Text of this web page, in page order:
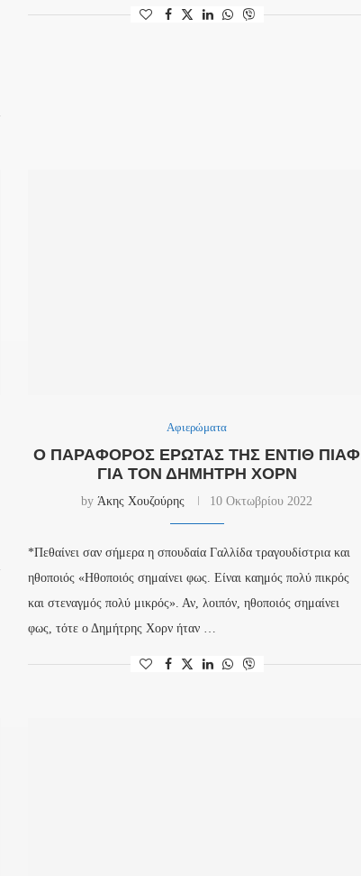
Αφιερώματα
Ο ΠΑΡΆΦΟΡΟΣ ΈΡΩΤΑΣ ΤΗΣ ΕΝΤΊΘ ΠΙΆΦ
ΓΙΑ ΤΟΝ ΔΗΜΉΤΡΗ ΧΟΡΝ
byΆκης Χουζούρης 10 Οκτωβρίου 2022
*Πεθαίνει σαν σήμερα η σπουδαία Γαλλίδα τραγουδίστρια και
ηθοποιός «Ηθοποιός σημαίνει φως. Είναι καημός πολύ πικρός
και στεναγμός πολύ μικρός». Αν, λοιπόν, ηθοποιός σημαίνει
φως, τότε ο Δημήτρης Χορν ήταν …